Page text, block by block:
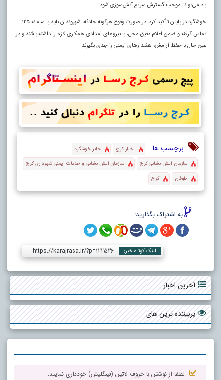
باد می‌تواند موجب گسترش سریع آتش‌سوزی شود.
خوشگرد در پایان تأکید کرد: در صورت وقوع هرگونه حادثه، شهروندان باید با سامانه ۱۲۵
تماس گرفته و ضمن اعلام دقیق محل، با نیروهای امدادی همکاری لازم را داشته باشند و در
عین حال با حفظ آرامش، هشدارهای ایمنی را جدی بگیرند.
برچسب ها: اخبار کرج
جابر خوشگرد
سازمان آتش نشانی کرج
سازمان آتش نشانی و خدمات ایمنی شهرداری کرج
طوفان
کرج
به اشتراک بگذارید:
لینک کوتاه خبر: https://karajrasa.ir/?p=122536
آخرین اخبار
پربیننده ترین های
لطفا از نوشتن با حروف لاتین (فینگلیش) خودداری نمایید.